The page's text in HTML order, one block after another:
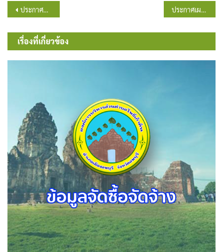
แนะแนว
เรื่อง
ประกาศฯการจัดตั้งศูนย์ปฏิบัติการฉุกเฉินองค์การบริหารส่วนตำบลโพธิ์เก้าต้น ประกาศเผยแพร่แผนการจัดซื้อจัดจ้าง ประจำปีงบประมาณพ.ศ.2569
เรื่องที่เกี่ยวข้อง